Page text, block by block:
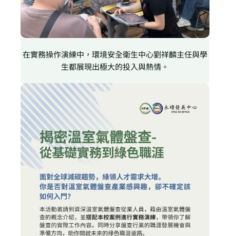
在實務操作演練中，環境安全衛生中心劉祥麟主任與學
生都展現出極大的投入與熱情。